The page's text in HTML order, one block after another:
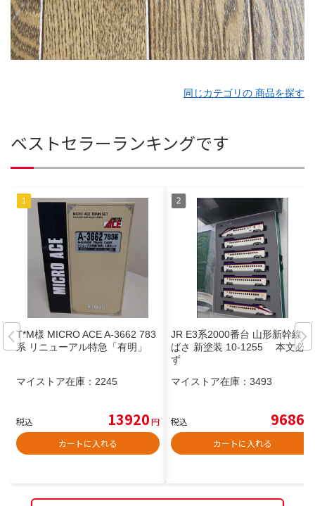
同じカテゴリの 商品を探す
ベストセラーランキングです
T*M様 MICRO ACE A-3662 783
系 リニューアル特急「有明」
マイストア在庫： 2245
税込 13920円
カートに入れる
JR E3系2000番台 山形新幹線 つ
ばさ 新塗装 10‐1255 本文必
ず
マイストア在庫： 3493
税込 9686
カートに入れる